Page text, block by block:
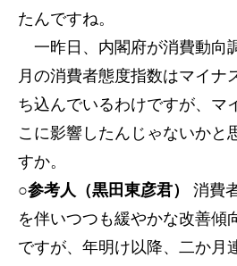
たんですね。
一昨日、内閣府が消費動向
月の消費者態度指数はマイナ
ち込んでいるわけですが、マ
こに影響したんじゃないかと
すか。
○参考人（黒田東彦君）
消費
を伴いつつも緩やかな改善傾
ですが、年明け以降、二か月